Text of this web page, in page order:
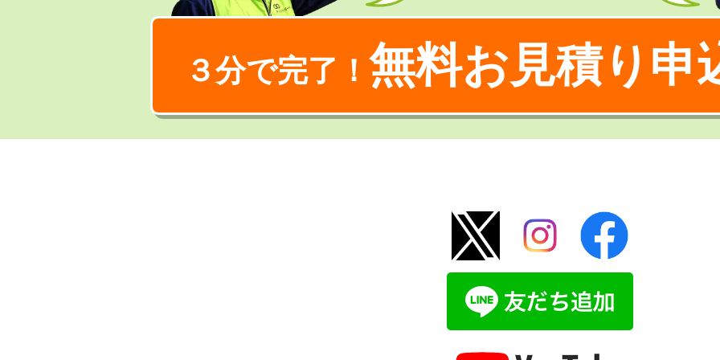
３分で完了！ 無料お見積り申